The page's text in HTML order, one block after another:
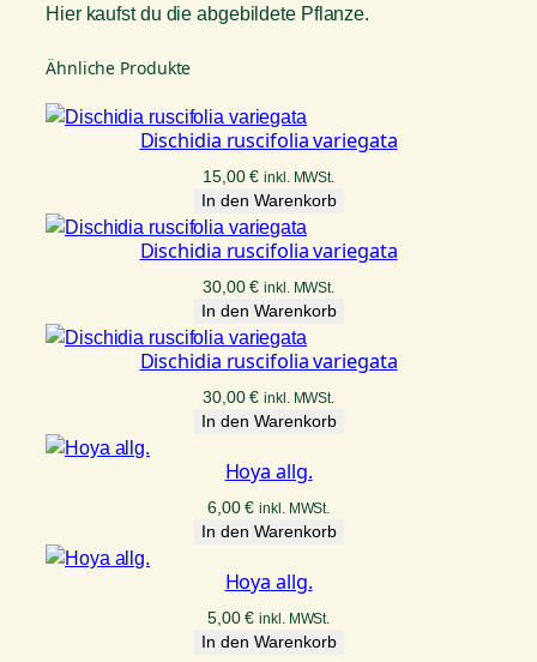
Hier kaufst du die abgebildete Pflanze.
Ähnliche Produkte
Dischidia ruscifolia variegata
15,00€ inkl. MWSt.
In den Warenkorb
Dischidia ruscifolia variegata
30,00€ inkl. MWSt.
In den Warenkorb
Dischidia ruscifolia variegata
30,00€ inkl. MWSt.
In den Warenkorb
Hoya allg.
6,00€ inkl. MWSt.
In den Warenkorb
Hoya allg.
5,00€ inkl. MWSt.
In den Warenkorb